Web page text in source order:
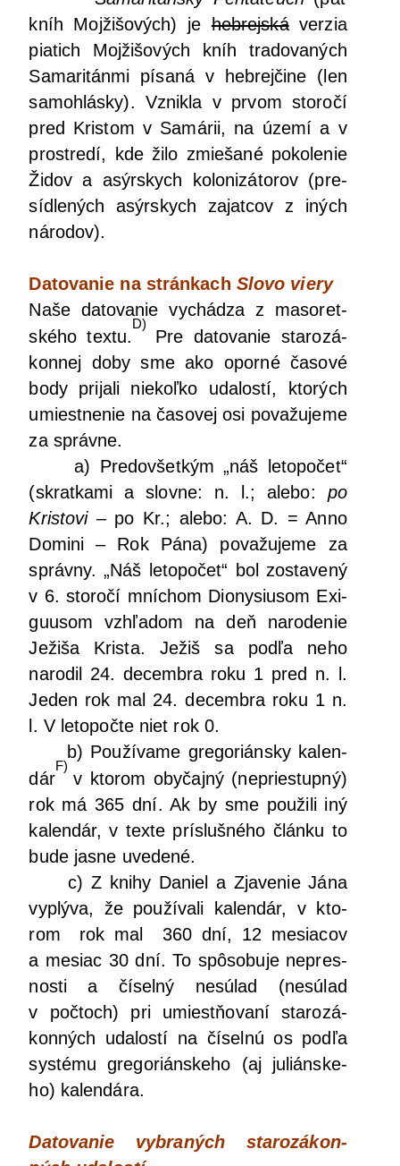
kníh Moj­ži­šo­vých) jeheb­rej­skáver­zia
pia­tich Moj­ži­šo­vých kníh tra­do­va­ných
Sama­ri­tán­mi písa­ná v heb­rej­či­ne (len
samoh­lás­ky). Vznik­la v prvom sto­ro­čí
pred Kris­tom v Samá­rii, na úze­mí a v
pro­stre­dí, kde žilo zmie­ša­né poko­le­nie
Židov a asýr­skych kolo­ni­zá­to­rov (pre­
síd­le­ných asýr­skych zajat­cov z iných
národov).
Dato­va­nie na strán­kach Slo­vo viery
Naše dato­va­nie vychá­dza z maso­ret­
ské­ho tex­tu.
D)
Pre dato­va­nie sta­ro­zá­
kon­nej doby sme ako opor­né časo­vé
body pri­ja­li nie­koľ­ko uda­los­tí, kto­rých
umiest­ne­nie na časo­vej osi pova­žu­je­me
za správne.
a) Pre­dov­šet­kým „náš leto­po­čet“
(skrat­ka­mi a slov­ne: n. l.; ale­bo: po
Kris­to­vi– po Kr.; ale­bo: A. D. = Anno
Domi­ni – Rok Pána) pova­žu­je­me za
správ­ny. „Náš leto­po­čet“ bol zosta­ve­ný
v 6. sto­ro­čí mní­chom Diony­siu­som Exi­
gu­usom vzhľa­dom na deň naro­de­nie
Ježi­ša Kris­ta. Ježiš sa pod­ľa neho
naro­dil 24. decem­bra roku 1 pred n. l.
Jeden rok mal 24. decem­bra roku 1 n.
l. V leto­poč­te niet rok 0.
b) Pou­ží­va­me gre­go­rián­sky kalen­
dár
F)
v kto­rom oby­čaj­ný (neprie­stup­ný)
rok má 365 dní. Ak by sme pou­ži­li iný
kalen­dár, v tex­te prí­sluš­né­ho člán­ku to
bude jas­ne uvedené.
c) Z kni­hy Daniel a Zja­ve­nie Jána
vyplý­va, že pou­ží­va­li kalen­dár, v kto­
rom rok mal 360 dní, 12 mesia­cov
a mesiac 30 dní. To spô­so­bu­je nepres­
nos­ti a čísel­ný nesú­lad (nesú­lad
v počtoch) pri umiest­ňo­va­ní sta­ro­zá­
kon­ných uda­los­tí na čísel­nú os pod­ľa
sys­té­mu gre­go­rián­ske­ho (aj julián­ske­
ho) kalendára.
Dato­va­nie vybra­ných sta­ro­zá­kon­